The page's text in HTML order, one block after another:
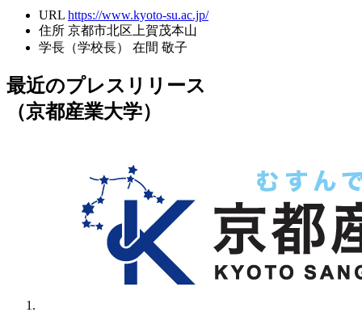
URL https://www.kyoto-su.ac.jp/
住所 京都市北区上賀茂本山
学長（学校長）
在間 敬子
最近のプレスリリース
（京都産業大学）